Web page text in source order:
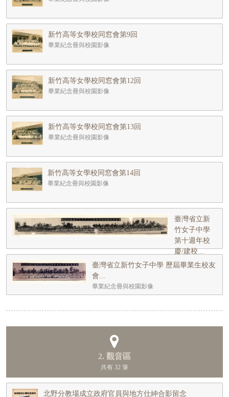
新竹高等女學校同窓會第9回
畢業紀念冊與校園影像
新竹高等女學校同窓會第12回
畢業紀念冊與校園影像
新竹高等女學校同窓會第13回
畢業紀念冊與校園影像
新竹高等女學校同窓會第14回
畢業紀念冊與校園影像
臺灣省立新
竹女子中學
第十週年校
慶/建校...
畢業紀念冊與
校園影像
臺灣省立新竹女子中學 歷屆畢業生校友
會...
畢業紀念冊與校園影像
2. 觀音區
共有 32 筆
北野分教場成立政府官員與地方仕紳合影留念